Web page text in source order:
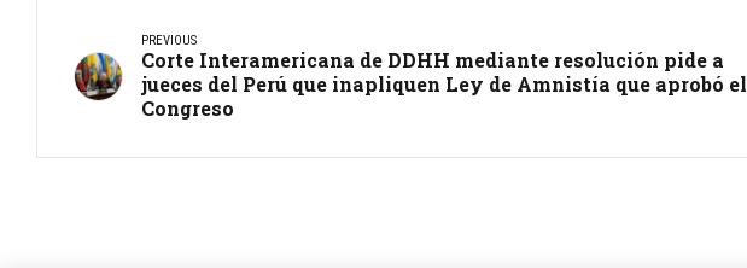
PREVIOUS
Corte Interamericana de DDHH mediante resolución pide a
jueces del Perú que inapliquen Ley de Amnistía que aprobó el
Congreso